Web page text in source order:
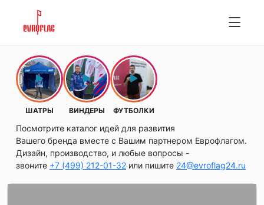
ШАТРЫ ВИНДЕРЫ ФУТБОЛКИ
Посмотрите каталог идей для развития
Вашего бренда вместе с Вашим партнером Еврофлагом.
Дизайн, производство, и любые вопросы -
звоните +7 (499) 212-01-32 или пишите 24@evroflag24.ru